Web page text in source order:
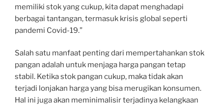
memiliki stok yang cukup, kita dapat menghadapi
berbagai tantangan, termasuk krisis global seperti
pandemi Covid-19.”
Salah satu manfaat penting dari mempertahankan stok
pangan adalah untuk menjaga harga pangan tetap
stabil. Ketika stok pangan cukup, maka tidak akan
terjadi lonjakan harga yang bisa merugikan konsumen.
Hal ini juga akan meminimalisir terjadinya kelangkaan